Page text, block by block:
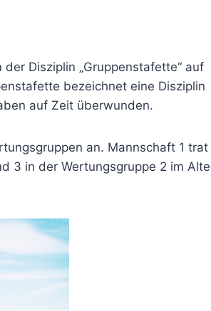
Disziplin „Gruppenstafette“ auf
bezeichnet eine Disziplin
auf Zeit überwunden.
an. Mannschaft 1 trat
3 in der Wertungsgruppe 2 im